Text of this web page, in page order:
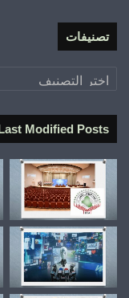
تصنيفات
تصنيفات
Last Modified Posts